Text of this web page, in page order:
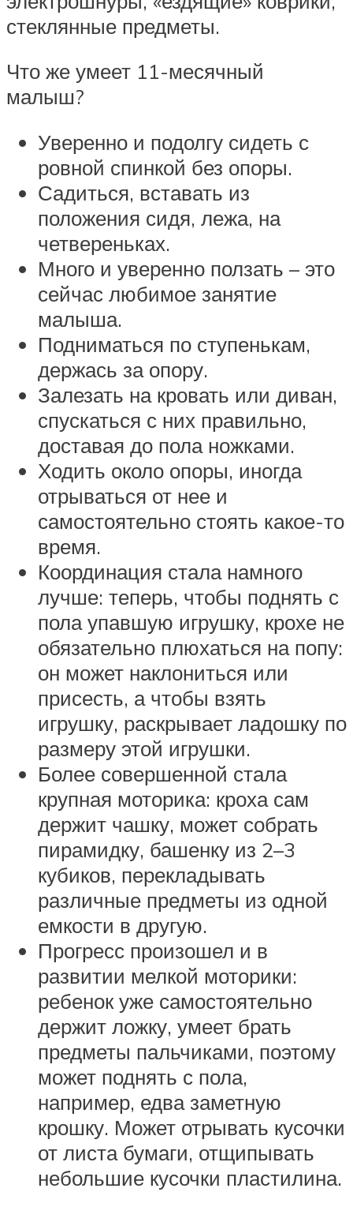
стеклянные предметы.
Что же умеет 11-месячный
малыш?
Уверенно и подолгу сидеть с
ровной спинкой без опоры.
Садиться, вставать из
положения сидя, лежа, на
четвереньках.
Много и уверенно ползать – это
сейчас любимое занятие
малыша.
Подниматься по ступенькам,
держась за опору.
Залезать на кровать или диван,
спускаться с них правильно,
доставая до пола ножками.
Ходить около опоры, иногда
отрываться от нее и
самостоятельно стоять какое-то
время.
Координация стала намного
лучше: теперь, чтобы поднять с
пола упавшую игрушку, крохе не
обязательно плюхаться на попу:
он может наклониться или
присесть, а чтобы взять
игрушку, раскрывает ладошку по
размеру этой игрушки.
Более совершенной стала
крупная моторика: кроха сам
держит чашку, может собрать
пирамидку, башенку из 2–3
кубиков, перекладывать
различные предметы из одной
емкости в другую.
Прогресс произошел и в
развитии мелкой моторики:
ребенок уже самостоятельно
держит ложку, умеет брать
предметы пальчиками, поэтому
может поднять с пола,
например, едва заметную
крошку. Может отрывать кусочки
от листа бумаги, отщипывать
небольшие кусочки пластилина.